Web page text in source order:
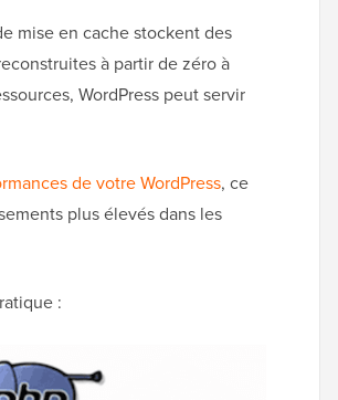
mise en cache stockent des
à partir de zéro à
WordPress peut servir
de votre WordPress, ce
plus élevés dans les
: